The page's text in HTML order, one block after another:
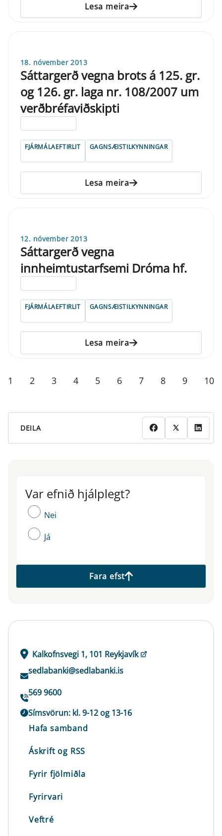
Lesa meira
18. nóvember 2013
Sáttargerð vegna brots á 125. gr.
og 126. gr. laga nr. 108/2007 um
verðbréfaviðskipti
FJÁRMÁLAEFTIRLIT GAGNSÆISTILKYNNINGAR
Lesa meira
12. nóvember 2013
Sáttargerð vegna
innheimtustarfsemi Dróma hf.
FJÁRMÁLAEFTIRLIT GAGNSÆISTILKYNNINGAR
Lesa meira
1 2 3 4 5 6 7 8 9 10
DEILA
Var efnið hjálplegt?
Var efnið hjálplegt?
Nei
Já
Fara efst
Kalkofnsvegi 1, 101 Reykjavík
sedlabanki@sedlabanki.is
569 9600
Símsvörun: kl. 9-12 og 13-16
Hafa samband
Áskrift og RSS
Fyrir fjölmiðla
Fyrirvari
Veftré